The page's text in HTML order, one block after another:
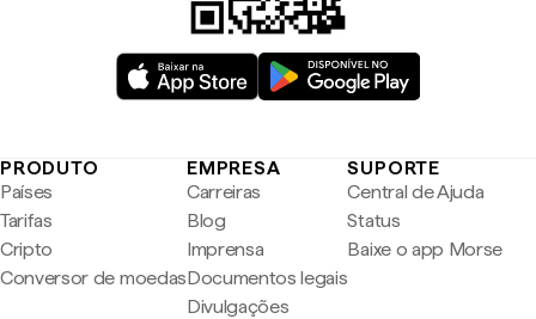
PRODUTO
Países
Tarifas
Cripto
Conversor de moedas
EMPRESA
Carreiras
Blog
Imprensa
Documentos legais
Divulgações
SUPORTE
Central de Ajuda
Status
Baixe o app Morse